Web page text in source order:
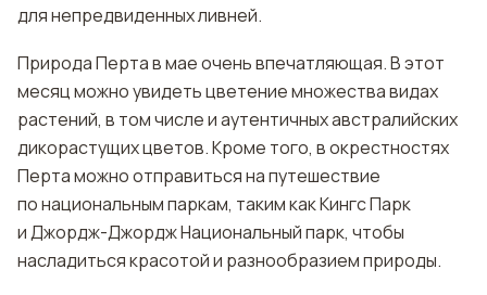
для непредвиденных ливней.
Природа Перта в мае очень впечатляющая. В этот
месяц можно увидеть цветение множества видах
растений, в том числе и аутентичных австралийских
дикорастущих цветов. Кроме того, в окрестностях
Перта можно отправиться на путешествие
по национальным паркам, таким как Кингс Парк
и Джордж-Джордж Национальный парк, чтобы
насладиться красотой и разнообразием природы.